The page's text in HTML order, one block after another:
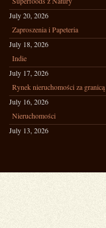
July 20, 2026
Zaproszenia i Papeteria
July 18, 2026
Indie
July 17, 2026
Rynek nieruchomości za granicą
July 16, 2026
Nieruchomości
July 13, 2026